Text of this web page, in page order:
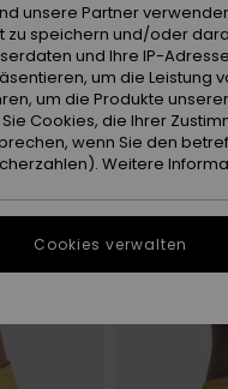
unsere Partner
zu speichern und/oder
und Ihre IP-
um die Leistung
um die Produkte
Cookies, die Ihrer
wenn Sie den
Weitere
Cookies verwalten